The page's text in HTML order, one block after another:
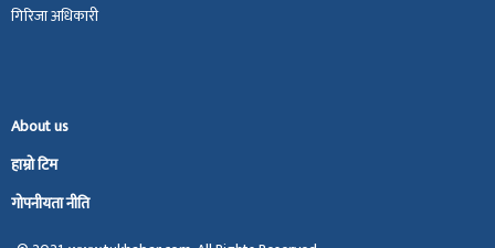
गिरिजा अधिकारी
About us
हाम्रो टिम
गोपनीयता नीति